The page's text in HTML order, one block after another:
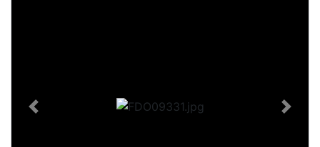
Previous Next